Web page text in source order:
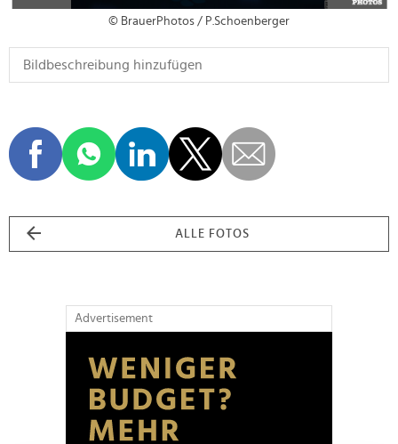
© BrauerPhotos / P.Schoenberger
ALLE FOTOS
Advertisement